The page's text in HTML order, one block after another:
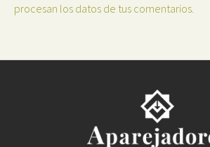
procesan los datos de tus comentarios.